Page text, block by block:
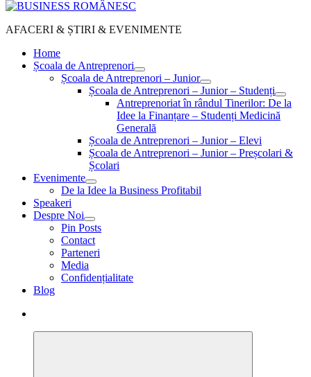
AFACERI & ȘTIRI & EVENIMENTE
Home
Școala de Antreprenori
Școala de Antreprenori – Junior
Școala de Antreprenori – Junior – Studenți
Antreprenoriat în rândul Tinerilor: De la
Idee la Finanțare – Studenți Medicină
Generală
Școala de Antreprenori – Junior – Elevi
Școala de Antreprenori – Junior – Preșcolari &
Școlari
Evenimente
De la Idee la Business Profitabil
Speakeri
Despre Noi
Pin Posts
Contact
Parteneri
Media
Confidențialitate
Blog